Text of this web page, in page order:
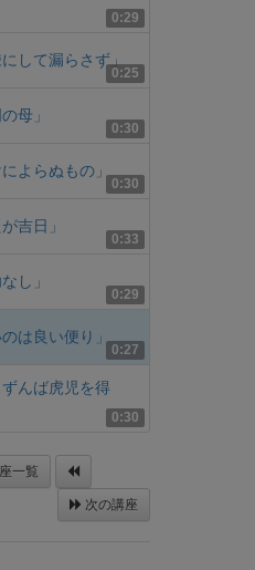
0:29
0:25
して漏らさず」
0:30
母」
0:30
よらぬもの」
0:33
吉日」
0:29
し」
0:27
は良い便り」
0:30
んば虎児を得
一覧
次の講座